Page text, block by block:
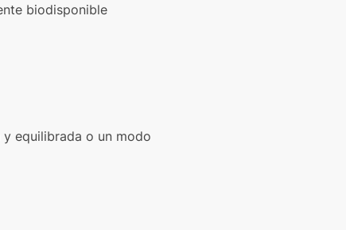
biodisponible
equilibrada o un modo